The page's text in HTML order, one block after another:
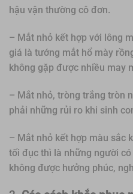
hậu vận thường cô đơn.
– Mắt nhỏ kết hợp với lông
giá là tướng mắt hổ mày
không gặp được nhiều may
– Mắt nhỏ, tròng trắng tròn
phải những rủi ro khi sinh
– Mắt nhỏ kết hợp màu sắc
tối đục thì là những người
không được hưởng phúc,